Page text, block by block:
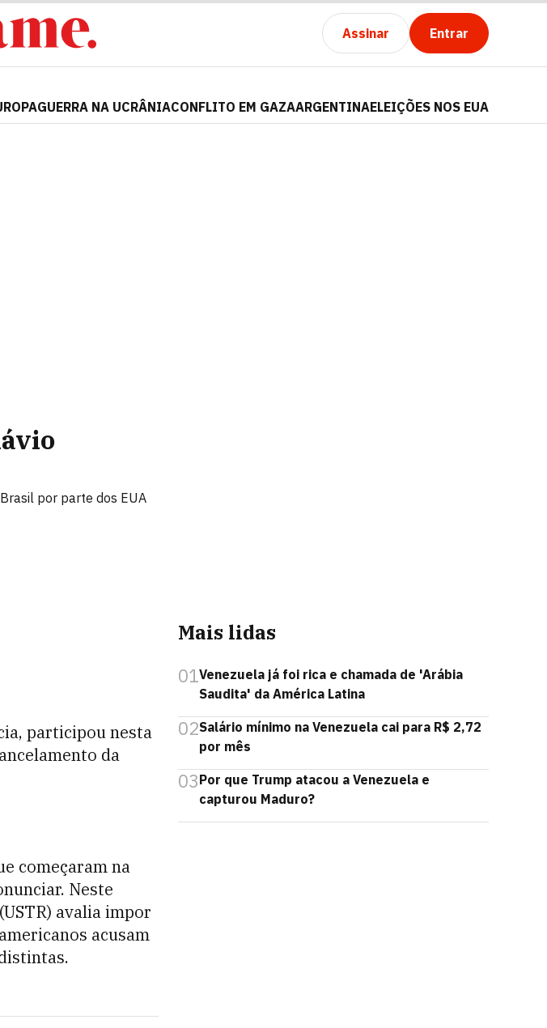
Assinar Entrar
GUERRA NA UCRÂNIACONFLITO EM GAZAARGENTINAELEIÇÕES NOS EUA
por parte dos EUA
participou nesta
da
começaram na
Neste
avalia impor
acusam
Mais lidas
01Venezuela já foi rica e chamada de 'Arábia
Saudita' da América Latina
02Salário mínimo na Venezuela cai para R$ 2,72
por mês
03Por que Trump atacou a Venezuela e
capturou Maduro?